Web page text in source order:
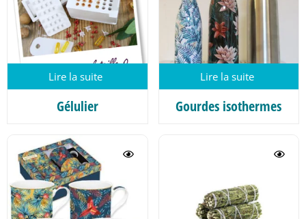
Lire la suite
Gélulier
Lire la suite
Gourdes isothermes